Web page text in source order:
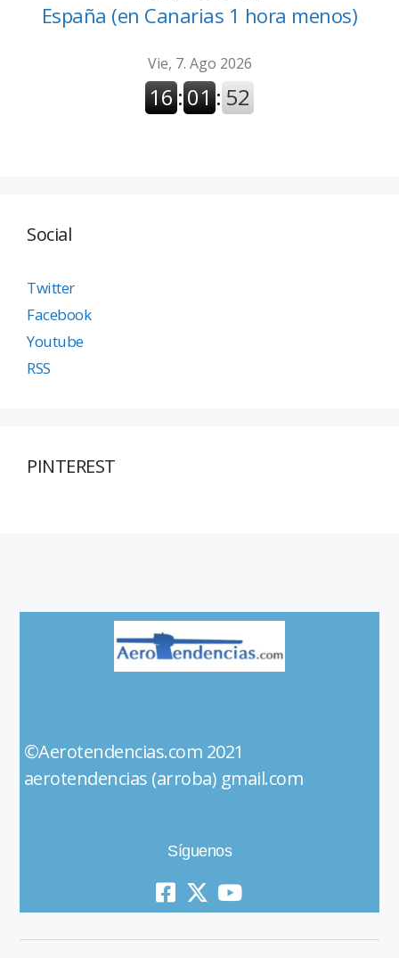
España (en Canarias 1 hora menos)
Social
Twitter
Facebook
Youtube
RSS
PINTEREST
©Aerotendencias.com 2021
aerotendencias (arroba) gmail.com
Síguenos